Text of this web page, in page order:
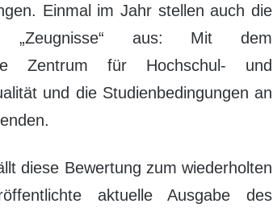
Einmal im Jahr stellen auch die
„Zeugnisse“ aus: Mit dem
Zentrum für Hochschul- und
und die Studienbedingungen an
diese Bewertung zum wiederholten
aktuelle Ausgabe des